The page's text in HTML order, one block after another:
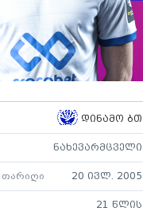
დინამო ბთ
ნახევარმცველი
თარიღი 20 ივლ. 2005
21 წლის